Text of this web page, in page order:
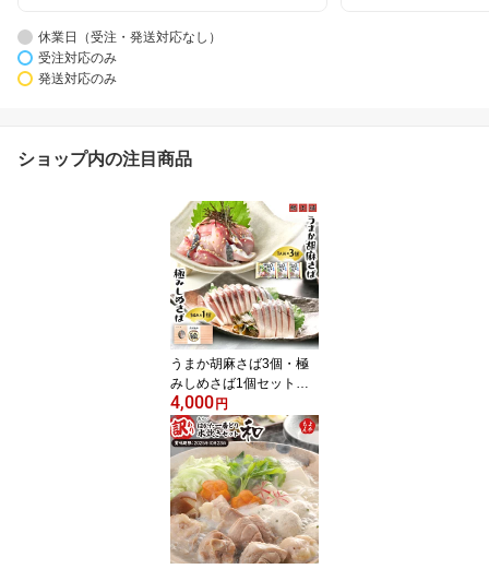
休業日（受注・発送対応なし）
受注対応のみ
発送対応のみ
ショップ内の注目商品
うまか胡麻さば3個・極
みしめさば1個セット
【送料無料】ジャパンシ
ーフーズ 鯵本舗 全国水
産加工品総合品質審査会
水産庁長官賞 主婦大賞
若者大賞 受賞 マサバ 真
鯖 九州 福岡 お取り寄せ
グルメ 福岡県よかもんシ
ョップ
4,000 円